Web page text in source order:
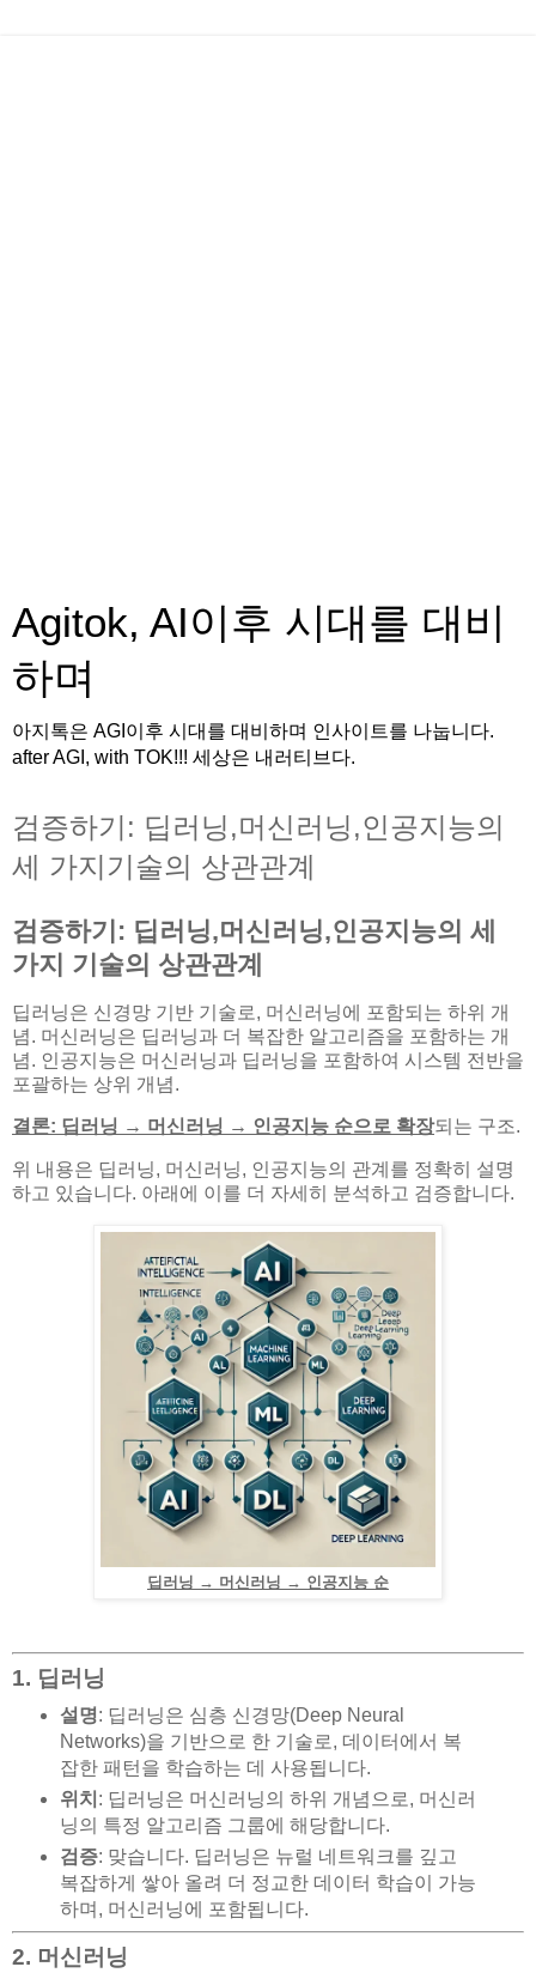
Agitok, AI이후 시대를 대비
하며
아지톡은 AGI이후 시대를 대비하며 인사이트를 나눕니다.
after AGI, with TOK!!! 세상은 내러티브다.
검증하기: 딥러닝,머신러닝,인공지능의
세 가지기술의 상관관계
검증하기: 딥러닝,머신러닝,인공지능의 세
가지 기술의 상관관계
딥러닝은 신경망 기반 기술로, 머신러닝에 포함되는 하위 개
념. 머신러닝은 딥러닝과 더 복잡한 알고리즘을 포함하는 개
념. 인공지능은 머신러닝과 딥러닝을 포함하여 시스템 전반을
포괄하는 상위 개념.
결론: 딥러닝 → 머신러닝 → 인공지능 순으로 확장되는 구조.
위 내용은 딥러닝, 머신러닝, 인공지능의 관계를 정확히 설명
하고 있습니다. 아래에 이를 더 자세히 분석하고 검증합니다.
딥러닝 → 머신러닝 → 인공지능 순
1. 딥러닝
설명: 딥러닝은 심층 신경망(Deep Neural
Networks)을 기반으로 한 기술로, 데이터에서 복
잡한 패턴을 학습하는 데 사용됩니다.
위치 : 딥러닝은 머신러닝의 하위 개념으로, 머신러
닝의 특정 알고리즘 그룹에 해당합니다.
검증: 맞습니다. 딥러닝은 뉴럴 네트워크를 깊고
복잡하게 쌓아 올려 더 정교한 데이터 학습이 가능
하며, 머신러닝에 포함됩니다.
2. 머신러닝